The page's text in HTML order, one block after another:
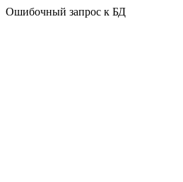
Ошибочный запрос к БД